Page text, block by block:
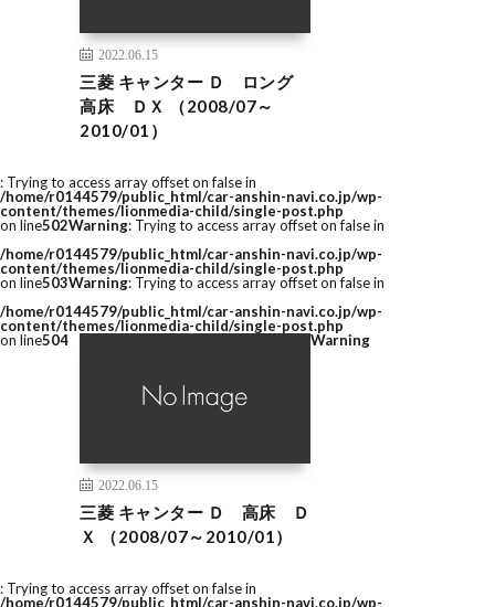
2022.06.15
三菱 キャンター Ｄ ロング
高床 ＤＸ （2008/07～
2010/01）
: Trying to access array offset on false in
/home/r0144579/public_html/car-anshin-navi.co.jp/wp-
content/themes/lionmedia-child/single-post.php
on line502Warning: Trying to access array offset on false in
/home/r0144579/public_html/car-anshin-navi.co.jp/wp-
content/themes/lionmedia-child/single-post.php
on line503Warning: Trying to access array offset on false in
/home/r0144579/public_html/car-anshin-navi.co.jp/wp-
content/themes/lionmedia-child/single-post.php
on line504
2022.06.15
三菱 キャンター Ｄ 高床 Ｄ
Ｘ （2008/07～2010/01）
Warning
: Trying to access array offset on false in
/home/r0144579/public_html/car-anshin-navi.co.jp/wp-